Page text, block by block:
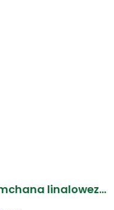
linaloweza